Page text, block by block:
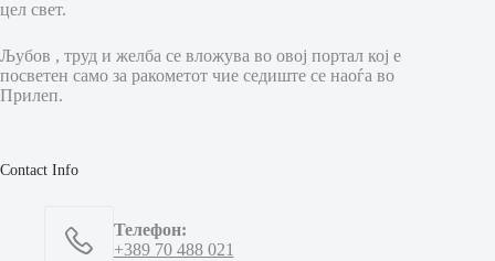
цел свет.
Љубов , труд и желба се вложува во овој портал кој е
посветен само за ракометот чие седиште се наоѓа во
Прилеп.
Contact Info
Телефон:
+389 70 488 021